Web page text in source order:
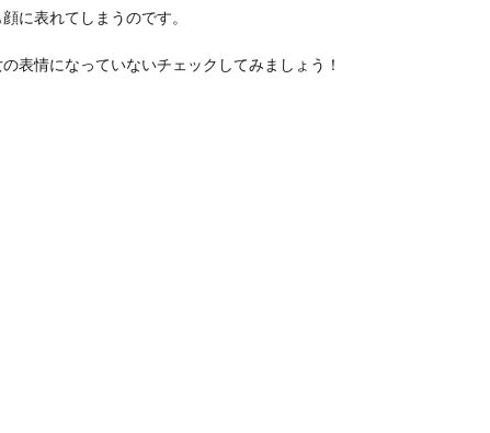
に表れてしまうのです。
表情になっていないチェックしてみましょう！